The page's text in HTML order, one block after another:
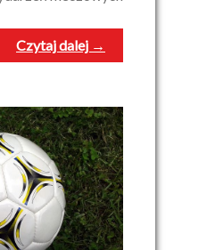
Czytaj dalej →